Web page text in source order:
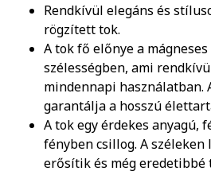
Rendkívül elegáns és
rögzített tok.
A tok fő előnye a
szélességben, ami
mindennapi használatban.
garantálja a hosszú
A tok egy érdekes anyagú,
fényben csillog. A széleken
erősítik és még eredetibbé